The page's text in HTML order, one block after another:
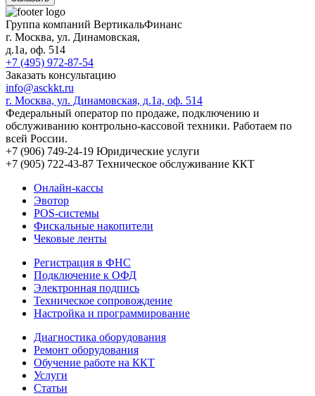
Группа компаний ВертикальФинанс
г. Москва, ул. Динамовская,
д.1а, оф. 514
+7 (495) 972-87-54
Заказать консультацию
info@asckkt.ru
г. Москва, ул. Динамовская, д.1а, оф. 514
Федеральный оператор по продаже, подключению и
обслуживанию контрольно-кассовой техники. Работаем по
всей России.
+7 (906) 749-24-19 Юридические услуги
+7 (905) 722-43-87 Техническое обслуживание ККТ
Онлайн-кассы
Эвотор
POS-системы
Фискальные накопители
Чековые ленты
Регистрация в ФНС
Подключение к ОФД
Электронная подпись
Техническое сопровождение
Настройка и программирование
Диагностика оборудования
Ремонт оборудования
Обучение работе на ККТ
Услуги
Статьи